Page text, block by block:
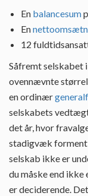
En balancesum
En
12
Såfremt selskabet
ovennævnte
en ordinær
selskabets
det år, hvor
stadigvæk
selskab ikke er
du måske end ikke
er deciderende.